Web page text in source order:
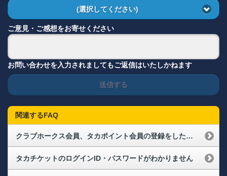
(選択してください)
ご意見・ご感想をお寄せください
お問い合わせを入力されましてもご返信はいたしかねます
送信する
関連するFAQ
クラブホークス会員、タカポイント会員の登録をしたいがWEBを使える環境がなく、会員登録ができません
タカチケットのログインID・パスワードがわかりません